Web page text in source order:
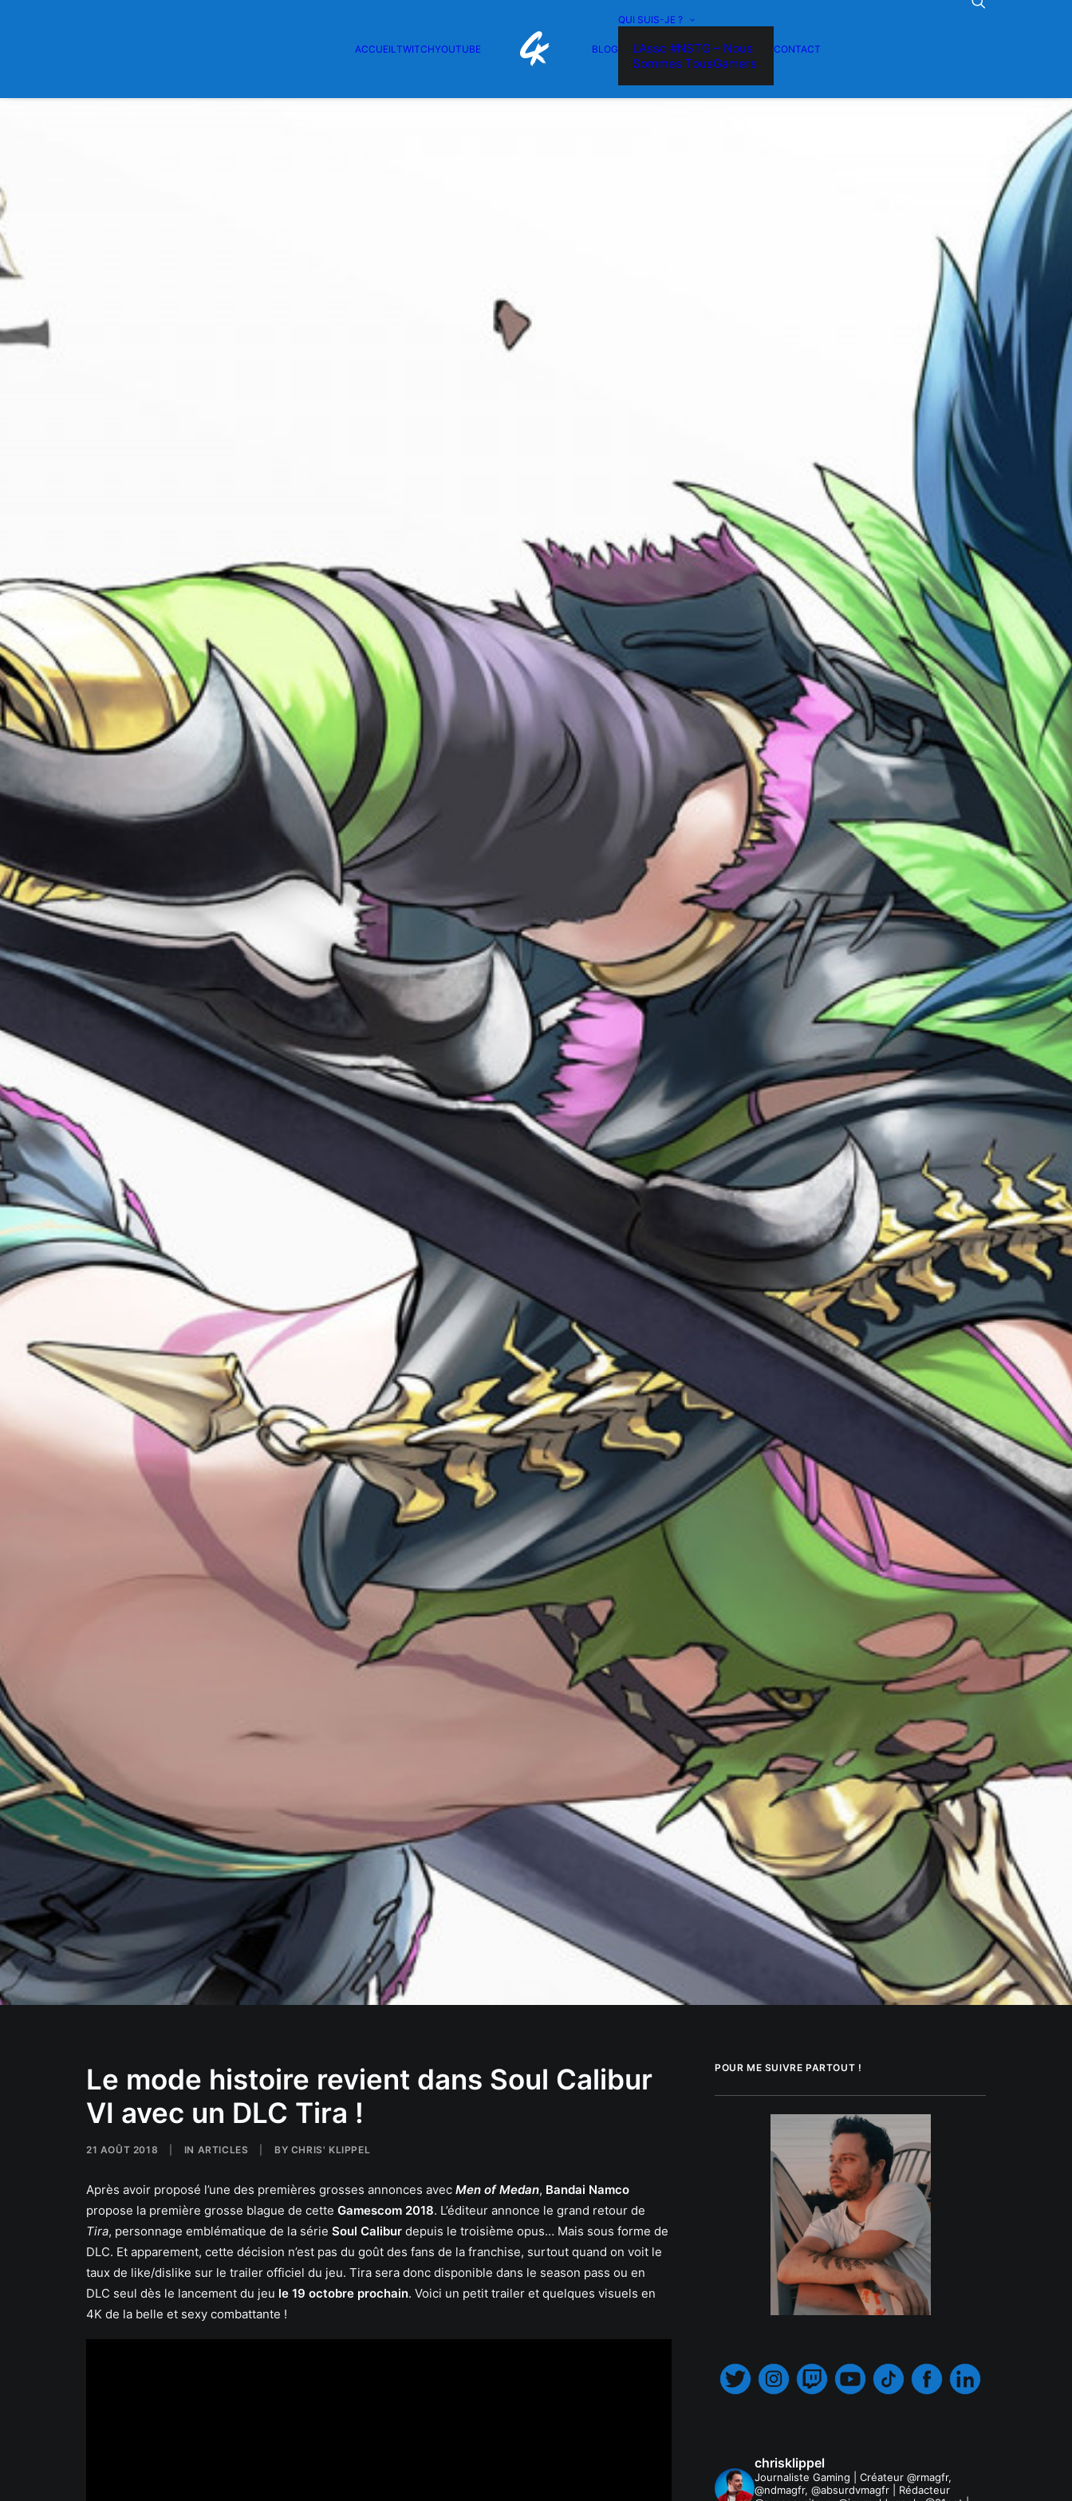
ACCUEILTWITCHYOUTUBE BLOG
QUI SUIS-JE ?
L’Asso #NSTG – Nous
Sommes TousGamers
CONTACT
Le mode histoire revient dans Soul Calibur
VI avec un DLC Tira !
21 AOÛT 2018 IN ARTICLES BY CHRIS' KLIPPEL
Après avoir proposé l’une des premières grosses annonces avec Men of Medan, Bandai Namco
propose la première grosse blague de cette Gamescom 2018. L’éditeur annonce le grand retour de
Tira, personnage emblématique de la série Soul Calibur depuis le troisième opus… Mais sous forme de
DLC. Et apparement, cette décision n’est pas du goût des fans de la franchise, surtout quand on voit le
taux de like/dislike sur le trailer officiel du jeu. Tira sera donc disponible dans le season pass ou en
DLC seul dès le lancement du jeu le 19 octobre prochain. Voici un petit trailer et quelques visuels en
4K de la belle et sexy combattante !
POUR ME SUIVRE PARTOUT !
chrisklippel
Journaliste Gaming | Créateur @rmagfr,
@ndmagfr, @absurdvmagfr | Rédacteur